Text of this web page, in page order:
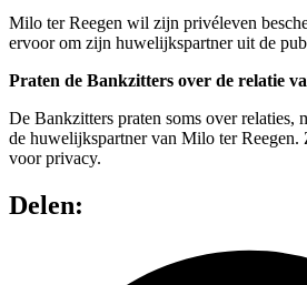
Milo ter Reegen wil zijn privéleven
ervoor om zijn huwelijkspartner uit de
Praten de Bankzitters over de relatie
De Bankzitters praten soms over relaties,
de huwelijkspartner van Milo ter Reegen.
voor privacy.
Delen: